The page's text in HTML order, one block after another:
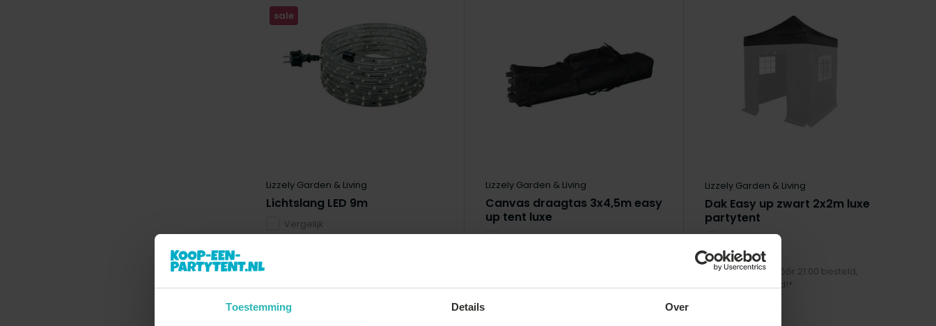
Toestemming Details Over
sale
Lizzely Garden & Living
Lichtslang LED 9m
Vergelijk
€39,-
Lizzely Garden & Living
Canvas draagtas 3x4,5m easy
up tent luxe
Vergelijk
morgen geleverd!*
Lizzely Garden & Living
Dak Easy up zwart 2x2m luxe
partytent
Vergelijk
Op voorraad
Op voorraad - Vóór 21:00 besteld,
morgen geleverd!*